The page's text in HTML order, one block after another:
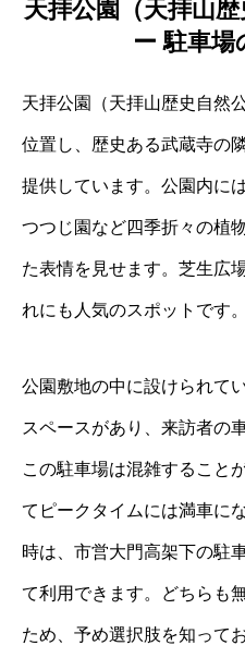
天拝公園（天拝山
ー 駐車場
天拝公園（天拝山歴史自然
位置し、歴史ある武蔵寺の
提供しています。公園内に
つつじ園など四季折々の植
た表情を見せます。芝生広
れにも人気のスポットです。
公園敷地の中に設けられて
スペースがあり、来訪者の
この駐車場は混雑すること
てピークタイムには満車に
時は、市営大門高架下の駐
て利用できます。どちらも
ため、予め選択肢を知って